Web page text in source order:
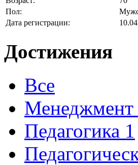
Пол:
Дата регистрации:
Достижения
Все
Менеджмент
Педагогика 1